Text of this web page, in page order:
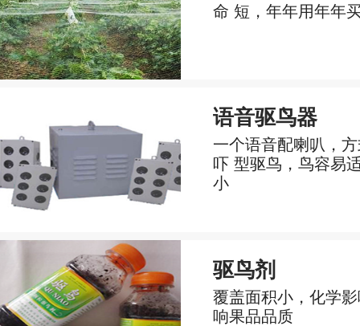
命 短，年年用年年
语音驱鸟器
一个语音配喇叭，
吓 型驱鸟，鸟容易
小
驱鸟剂
覆盖面积小，化学
响果品品质